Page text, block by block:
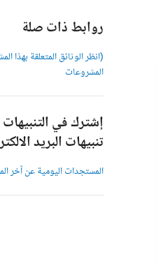
روابط ذات صلة
(انظر الوثائق المتعلقة بهذا
المشروعات
إشترك في التنبيهات
تنبيهات البريد
المستجدات اليومية عن آخر